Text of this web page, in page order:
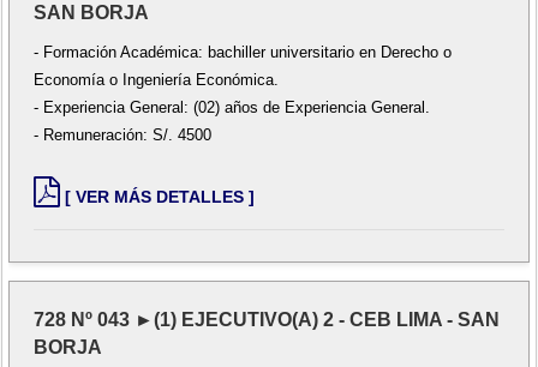
SAN BORJA
- Formación Académica: bachiller universitario en Derecho o
Economía o Ingeniería Económica.
- Experiencia General: (02) años de Experiencia General.
- Remuneración: S/. 4500
[ VER MÁS DETALLES ]
728 Nº 043 ►(1) EJECUTIVO(A) 2 - CEB LIMA - SAN
BORJA